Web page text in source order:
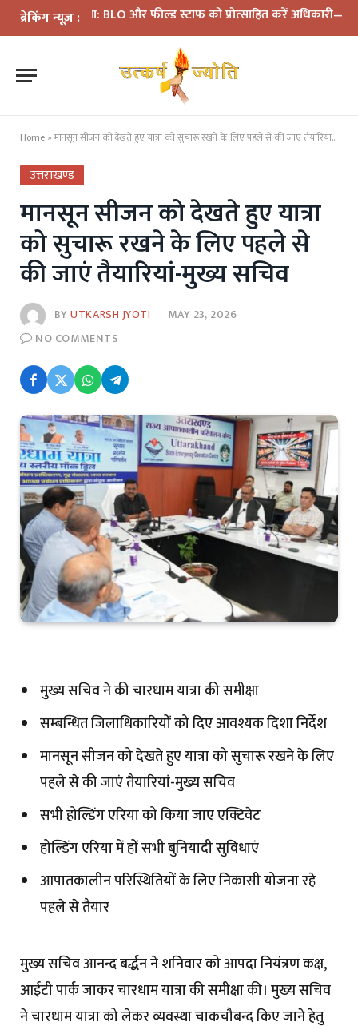
ब्रेकिंग न्यूज़ :
समीक्षा: BLO और फील्ड स्टाफ को प्रोत्साहित करें अधिकारी—मुख्य
Home »मानसून सीजन को देखते हुए यात्रा को सुचारू रखने के लिए पहले से की जाएं तैयारियां-मुख्य सचिव
उत्तराखण्ड
मानसून सीजन को देखते हुए यात्रा
को सुचारू रखने के लिए पहले से
की जाएं तैयारियां-मुख्य सचिव
BYUTKARSH JYOTI
MAY 23, 2026
NO COMMENTS
मुख्य सचिव ने की चारधाम यात्रा की समीक्षा
सम्बन्धित जिलाधिकारियों को दिए आवश्यक दिशा निर्देश
मानसून सीजन को देखते हुए यात्रा को सुचारू रखने के लिए
पहले से की जाएं तैयारियां-मुख्य सचिव
सभी होल्डिंग एरिया को किया जाए एक्टिवेट
होल्डिंग एरिया में हों सभी बुनियादी सुविधाएं
आपातकालीन परिस्थितियों के लिए निकासी योजना रहे
पहले से तैयार
मुख्य सचिव आनन्द बर्द्धन ने शनिवार को आपदा नियंत्रण कक्ष,
आईटी पार्क जाकर चारधाम यात्रा की समीक्षा की। मुख्य सचिव
ने चारधाम यात्रा को लेकर व्यवस्था चाकचौबन्द किए जाने हेतु